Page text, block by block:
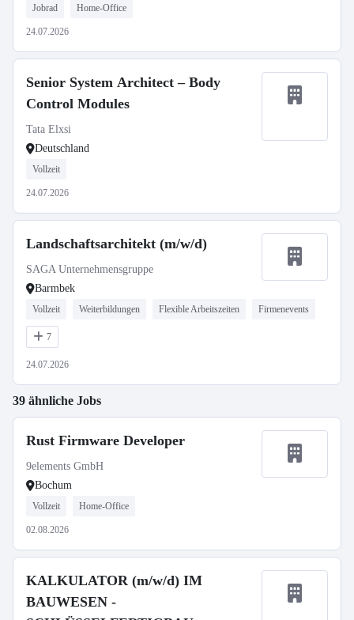
Jobrad Home-Office
24.07.2026
Senior System Architect – Body
Control Modules
Tata Elxsi
Deutschland
Vollzeit
24.07.2026
Landschaftsarchitekt (m/w/d)
SAGA Unternehmensgruppe
Barmbek
Vollzeit Weiterbildungen Flexible Arbeitszeiten Firmenevents
7
24.07.2026
39 ähnliche Jobs
Rust Firmware Developer
9elements GmbH
Bochum
Vollzeit Home-Office
02.08.2026
KALKULATOR (m/w/d) IM
BAUWESEN -